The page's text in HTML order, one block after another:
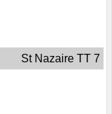
St Nazaire TT 7